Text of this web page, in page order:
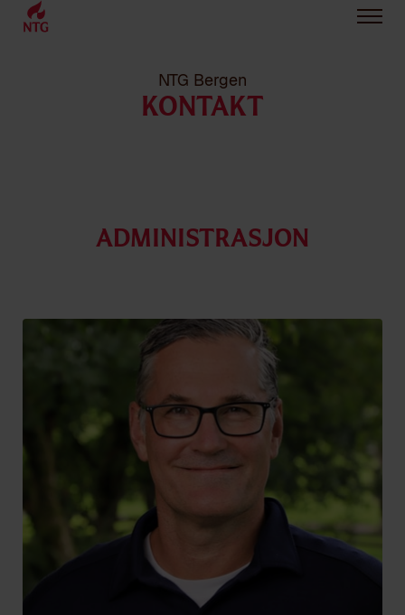
NTG Bergen
KONTAKT
Administrasjon